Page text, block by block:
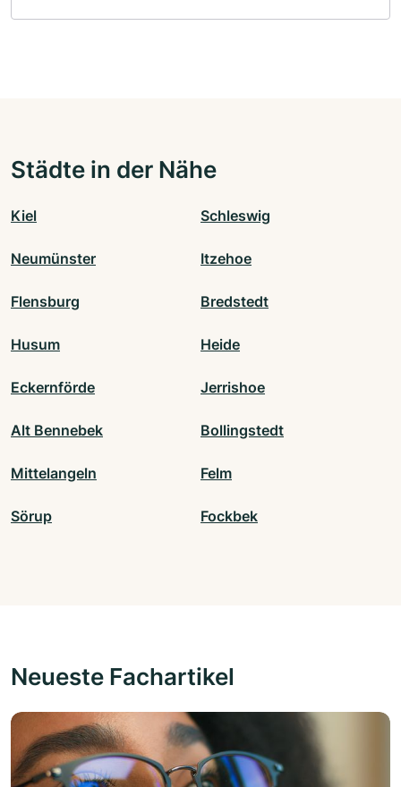
Städte in der Nähe
Kiel Schleswig
Neumünster Itzehoe
Flensburg Bredstedt
Husum Heide
Eckernförde Jerrishoe
Alt Bennebek Bollingstedt
Mittelangeln Felm
Sörup Fockbek
Neueste Fachartikel